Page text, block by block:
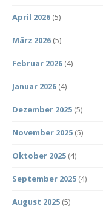
April 2026 (5)
März 2026 (5)
Februar 2026 (4)
Januar 2026 (4)
Dezember 2025 (5)
November 2025 (5)
Oktober 2025 (4)
September 2025 (4)
August 2025 (5)